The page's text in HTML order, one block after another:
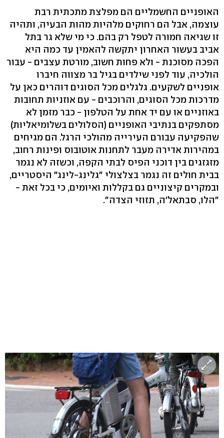
האופניים החשמליים הם מפלצת מתכתית רבת
עוצמה, אבל הם רחוקים מלהיות מהות הבעיה, ותהיה
זו שגיאה חמורה לטפל רק בהם. כי מי שלא גר בתל
אביב בעשור האחרון יתקשה להאמין עד כמה היא
הפכה מסוכנת - ולא פחות חשוב, מורטת עצבים - עבור
הולכיה, עוד לפני שילדים בגיל בר מצווה חיברו
אופניים לשקעים. גלגלים מכל הסוגים דוהרים כאן על
מדרכות מכל הסוגים, והרוכבים - עם אוזניות תחובות
באוזניים או עם יד אחת על הטלפון - כבר מזמן לא
מסתפקים בנתיבי האופניים (הסלולים בשלומיאליות)
שהפקיעה עבורם העירייה מהולכי הרגל. הם מגיחים
במהירות אדירה מעבר לתחנות אוטובוס ופינות רחוב,
מזגזגים בין דוכני הפיס לבתי הקפה, וכשזה לא נגמר
בבית חולים זה נגמר בצלצולי "גלינג-לינג" היסטריים,
ובמקרים קיצוניים גם בקללות ואיומים, כי בכל זאת -
"הלו, סבתאל'ה, תזוזי הצדה".